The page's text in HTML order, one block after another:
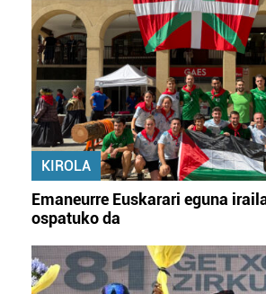
KIROLA
Emaneurre Euskarari eguna
ospatuko da